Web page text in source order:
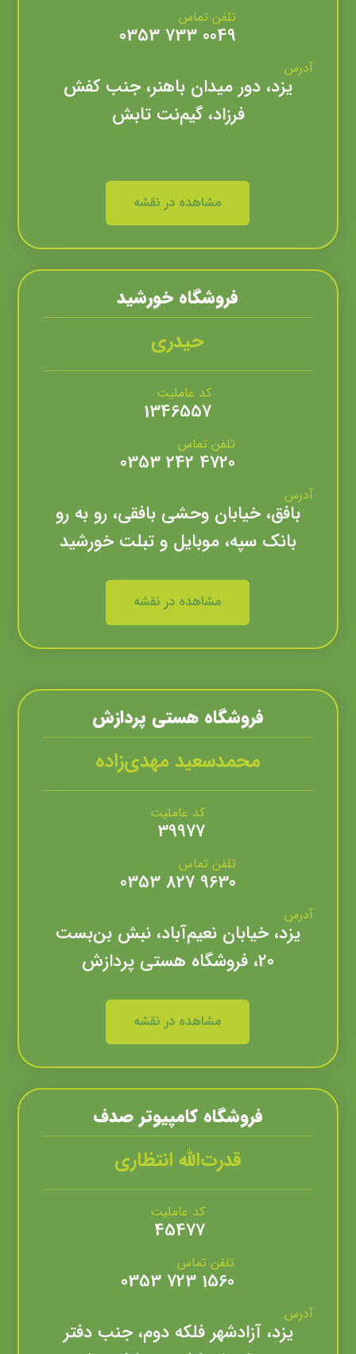
تلفن تماس
0049 733 0353
آدرس
یزد، دور میدان باهنر، جنب کفش
فرزاد، گیم‌نت تابش
مشاهده در نقشه
فروشگاه خورشيد
حیدری
کد عاملیت
1346557
تلفن تماس
4720 242 0353
آدرس
بافق، خیابان وحشی بافقی، رو به رو
بانک سپه، موبایل و تبلت خورشید
مشاهده در نقشه
فروشگاه هستي پردازش
محمدسعید مهدی‌زاده
کد عاملیت
39977
تلفن تماس
9630 827 0353
آدرس
یزد، خیابان نعیم‌آباد، نبش بن‌بست
20، فروشگاه هستی پردازش
مشاهده در نقشه
فروشگاه کامپيوتر صدف
قدرت‌الله انتظاری
کد عاملیت
45477
تلفن تماس
1560 723 0353
آدرس
یزد، آزادشهر فلکه دوم، جنب دفتر